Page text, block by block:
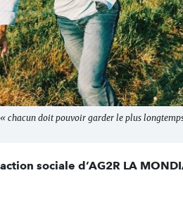
chacun doit pouvoir garder le plus
sociale d’AG2R LA